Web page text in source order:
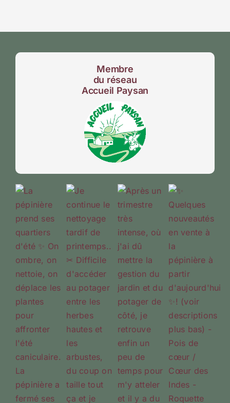
Membre
du réseau
Accueil Paysan